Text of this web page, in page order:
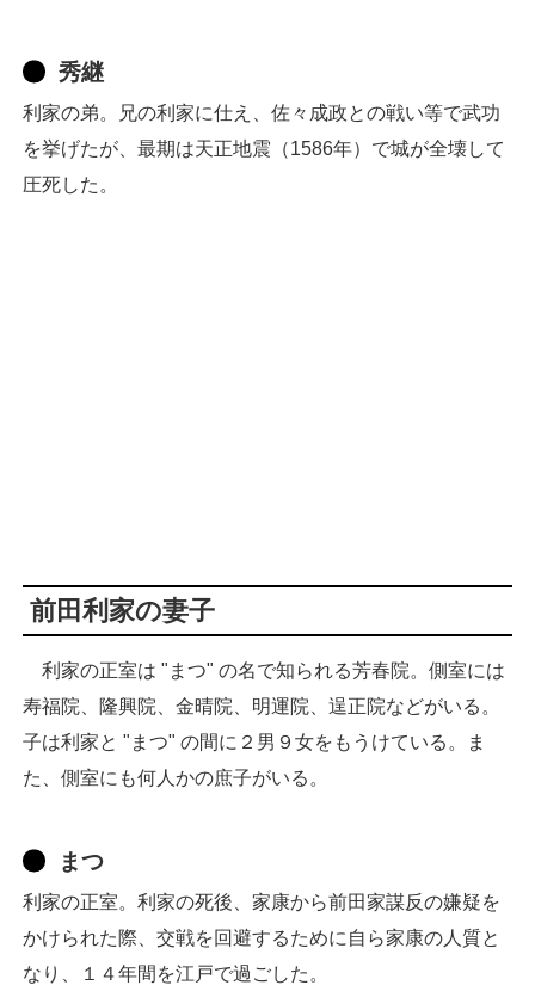
秀継
利家の弟。兄の利家に仕え、佐々成政との戦い等で武功
を挙げたが、最期は天正地震（1586年）で城が全壊して
圧死した。
前田利家の妻子
利家の正室は "まつ" の名で知られる芳春院。側室には
寿福院、隆興院、金晴院、明運院、逞正院などがいる。
子は利家と "まつ" の間に２男９女をもうけている。ま
た、側室にも何人かの庶子がいる。
まつ
利家の正室。利家の死後、家康から前田家謀反の嫌疑を
かけられた際、交戦を回避するために自ら家康の人質と
なり、１４年間を江戸で過ごした。